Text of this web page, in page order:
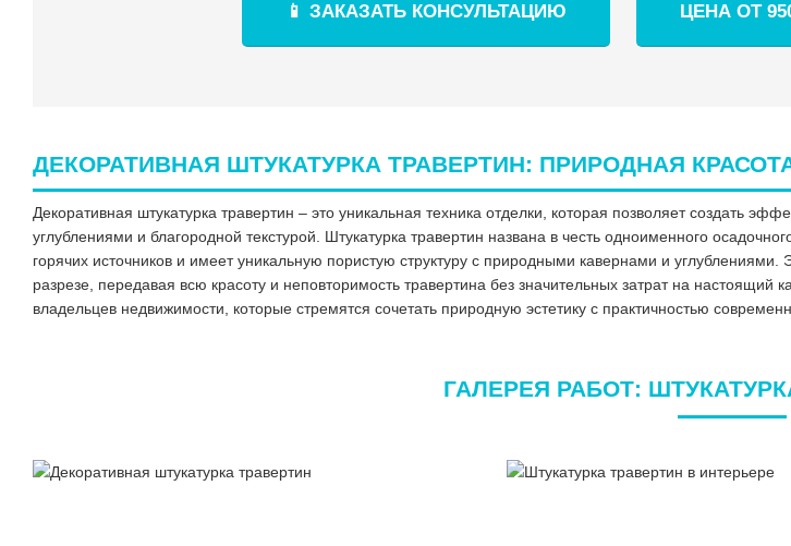
📱 ЗАКАЗАТЬ КОНСУЛЬТАЦИЮ ЦЕНА ОТ
ДЕКОРАТИВНАЯ ШТУКАТУРКА ТРАВЕРТИН: ПРИРОДНАЯ
Декоративная штукатурка травертин – это уникальная техника отделки, которая позволяет создать
углублениями и благородной текстурой. Штукатурка травертин названа в честь одноименного
горячих источников и имеет уникальную пористую структуру с природными кавернами и
разрезе, передавая всю красоту и неповторимость травертина без значительных затрат на
владельцев недвижимости, которые стремятся сочетать природную эстетику с практичностью
ГАЛЕРЕЯ РАБОТ: